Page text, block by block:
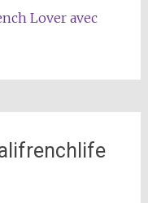
Lover avec